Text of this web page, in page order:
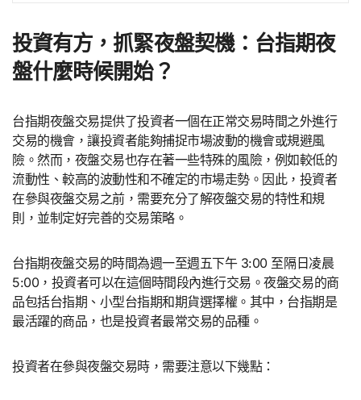
投資有方，抓緊夜盤契機：台指期夜
盤什麼時候開始？
台指期夜盤交易提供了投資者一個在正常交易時間之外進行
交易的機會，讓投資者能夠捕捉市場波動的機會或規避風
險。然而，夜盤交易也存在著一些特殊的風險，例如較低的
流動性、較高的波動性和不確定的市場走勢。因此，投資者
在參與夜盤交易之前，需要充分了解夜盤交易的特性和規
則，並制定好完善的交易策略。
台指期夜盤交易的時間為週一至週五下午 3:00 至隔日凌晨
5:00，投資者可以在這個時間段內進行交易。夜盤交易的商
品包括台指期、小型台指期和期貨選擇權。其中，台指期是
最活躍的商品，也是投資者最常交易的品種。
投資者在參與夜盤交易時，需要注意以下幾點：